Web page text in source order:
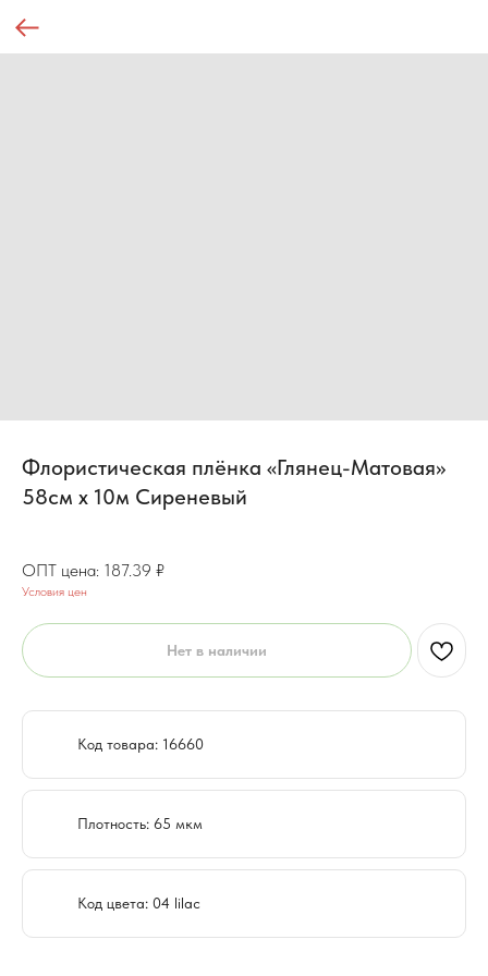
Флористическая плёнка «Глянец-Матовая»
58см x 10м Сиреневый
187.39 ₽
Условия цен
Нет в наличии
Код товара: 16660
Плотность: 65 мкм
Код цвета: 04 lilac